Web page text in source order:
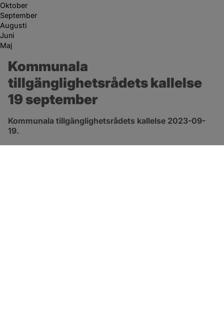
Oktober
September
Augusti
Juni
Maj
Kommunala
tillgänglighetsrådets kallelse
19 september
Kommunala tillgänglighetsrådets kallelse 2023-09-
19.
Länk till kallelsen
pdf, 127.4 kB, öppnas i nytt fönster.